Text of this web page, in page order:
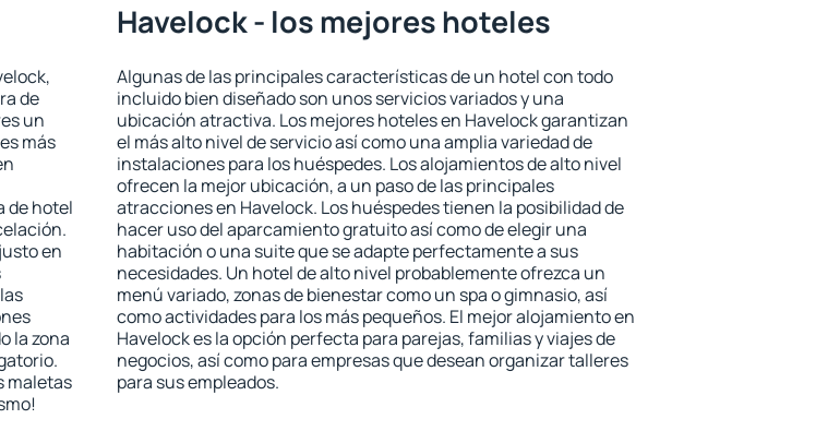
de
un
más
de hotel
en
la zona
maletas
Havelock - los mejores hoteles
Algunas de las principales características de un hotel con todo
incluido bien diseñado son unos servicios variados y una
ubicación atractiva. Los mejores hoteles en Havelock garantizan
el más alto nivel de servicio así como una amplia variedad de
instalaciones para los huéspedes. Los alojamientos de alto nivel
ofrecen la mejor ubicación, a un paso de las principales
atracciones en Havelock. Los huéspedes tienen la posibilidad de
hacer uso del aparcamiento gratuito así como de elegir una
habitación o una suite que se adapte perfectamente a sus
necesidades. Un hotel de alto nivel probablemente ofrezca un
menú variado, zonas de bienestar como un spa o gimnasio, así
como actividades para los más pequeños. El mejor alojamiento en
Havelock es la opción perfecta para parejas, familias y viajes de
negocios, así como para empresas que desean organizar talleres
para sus empleados.